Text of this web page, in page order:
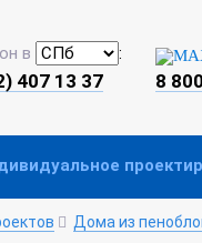
в :
407 13 37 8
Дома из